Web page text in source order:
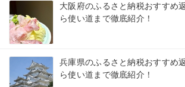
大阪府のふるさと納税おすすめ
ら使い道まで徹底紹介！
兵庫県のふるさと納税おすすめ
ら使い道まで徹底紹介！